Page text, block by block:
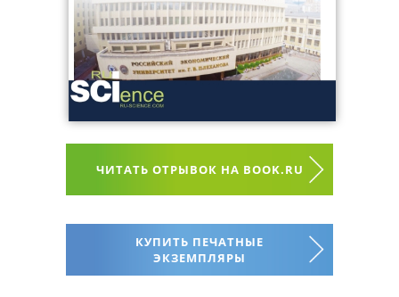
ЧИТАТЬ ОТРЫВОК НА BOOK.RU
КУПИТЬ ПЕЧАТНЫЕ
ЭКЗЕМПЛЯРЫ